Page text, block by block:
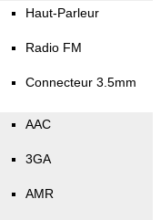
Haut-Parleur
Radio FM
Connecteur 3.5mm
AAC
3GA
AMR